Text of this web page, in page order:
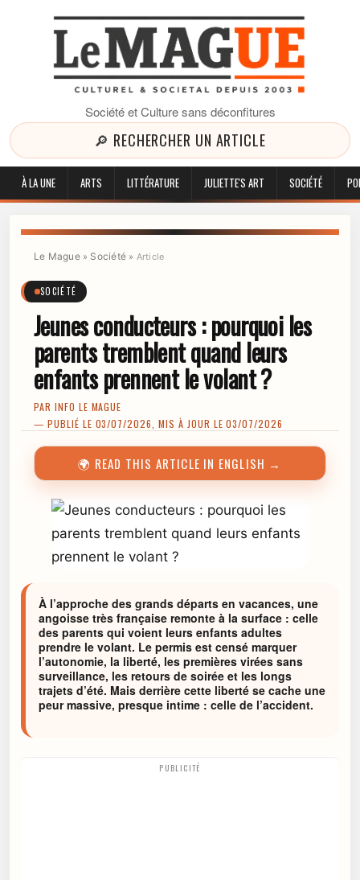
Société et Culture sans déconfitures
🔎 RECHERCHER UN ARTICLE
À LA UNE ARTS LITTÉRATURE JULIETTE'S ART SOCIÉTÉ
Le Mague» Société» Article
SOCIÉTÉ
Jeunes conducteurs : pourquoi les
parents tremblent quand leurs
enfants prennent le volant ?
PAR INFO LE MAGUE
— PUBLIÉ LE 03/07/2026, MIS À JOUR LE 03/07/2026
🌍 READ THIS ARTICLE IN ENGLISH →
À l’approche des grands départs en vacances, une
angoisse très française remonte à la surface : celle
des parents qui voient leurs enfants adultes
prendre le volant. Le permis est censé marquer
l’autonomie, la liberté, les premières virées sans
surveillance, les retours de soirée et les longs
trajets d’été. Mais derrière cette liberté se cache une
peur massive, presque intime : celle de l’accident.
PUBLICITÉ